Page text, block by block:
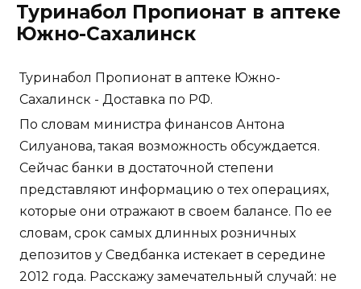
Туринабол Пропионат в аптеке
Южно-Сахалинск
Туринабол Пропионат в аптеке Южно-
Сахалинск - Доставка по РФ.
По словам министра финансов Антона
Силуанова, такая возможность обсуждается.
Сейчас банки в достаточной степени
представляют информацию о тех операциях,
которые они отражают в своем балансе. По ее
словам, срок самых длинных розничных
депозитов у Сведбанка истекает в середине
2012 года. Расскажу замечательный случай: не